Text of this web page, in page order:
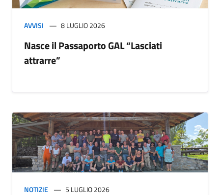
AVVISI 8 LUGLIO 2026
Nasce il Passaporto GAL “Lasciati
attrarre”
NOTIZIE 5 LUGLIO 2026